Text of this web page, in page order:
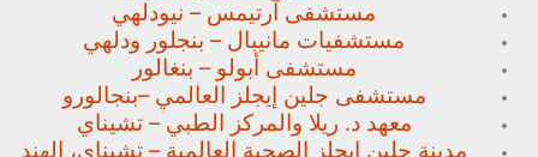
مستشفى آرتيمس – نيودلهي
مستشفيات مانيبال – بنجلور ودلهي
مستشفى أبولو – بنغالور
مستشفى جلين إيجلز العالمي –بنجالورو
معهد د. ريلا والمركز الطبي – تشيناي
مدينة جلين ايجلز الصحية العالمية – تشيناي، الهند